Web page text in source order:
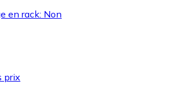
en rack: Non
prix